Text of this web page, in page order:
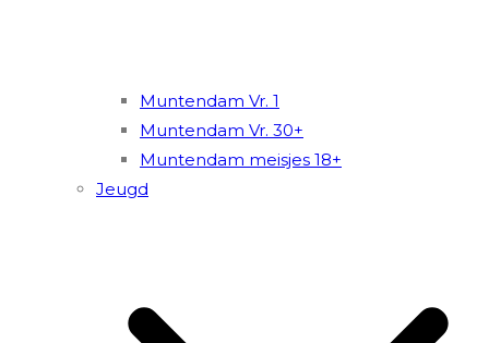
Muntendam Vr. 1
Muntendam Vr. 30+
Muntendam meisjes 18+
Jeugd